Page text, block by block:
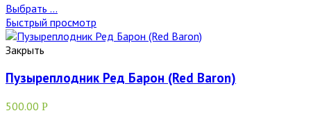
Выбрать ...
Быстрый просмотр
Закрыть
Пузыреплодник Ред Барон (Red Baron)
500.00 Р